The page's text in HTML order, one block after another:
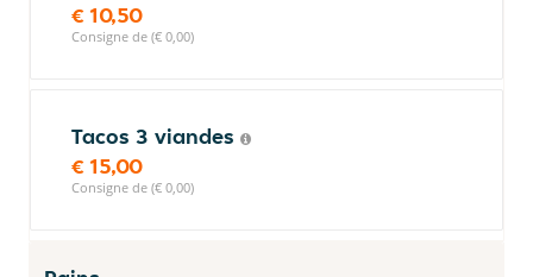
€ 10,50
Consigne de (€ 0,00)
Tacos 3 viandes
€ 15,00
Consigne de (€ 0,00)